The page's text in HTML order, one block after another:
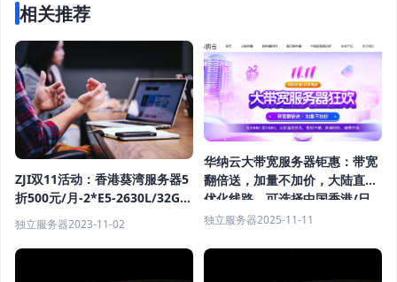
相关推荐
ZJI双11活动：香港葵湾服务器5
折500元/月-2*E5-2630L/32G内
存/1TB SSD/20M带宽
独立服务器2023-11-02
华纳云大带宽服务器钜惠：带宽
翻倍送，加量不加价，大陆直连
优化线路，可选择中国香港/日
本机房，终身同价续费不涨
独立服务器2025-11-11